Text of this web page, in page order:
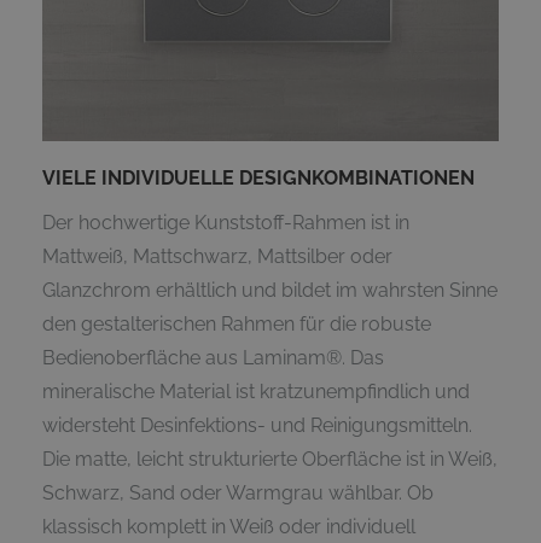
VIELE INDIVIDUELLE DESIGNKOMBINATIONEN
Der hochwertige Kunststoff-Rahmen ist in
Mattweiß, Mattschwarz, Mattsilber oder
Glanzchrom erhältlich und bildet im wahrsten Sinne
den gestalterischen Rahmen für die robuste
Bedienoberfläche aus Laminam®. Das
mineralische Material ist kratzunempfindlich und
widersteht Desinfektions- und Reinigungsmitteln.
Die matte, leicht strukturierte Oberfläche ist in Weiß,
Schwarz, Sand oder Warmgrau wählbar. Ob
klassisch komplett in Weiß oder individuell